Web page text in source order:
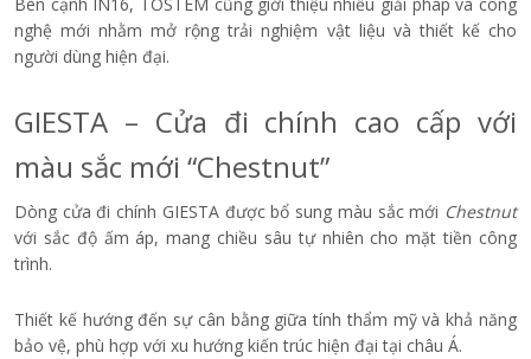
nghệ mới nhằm mở rộng trải nghiệm vật liệu và thiết kế cho
người dùng hiện đại.
GIESTA – Cửa đi chính cao cấp với
màu sắc mới “Chestnut”
Dòng cửa đi chính GIESTA được bổ sung màu sắc mới Chestnut
với sắc độ ấm áp, mang chiều sâu tự nhiên cho mặt tiền công
trình.
Thiết kế hướng đến sự cân bằng giữa tính thẩm mỹ và khả năng
bảo vệ, phù hợp với xu hướng kiến trúc hiện đại tại châu Á.